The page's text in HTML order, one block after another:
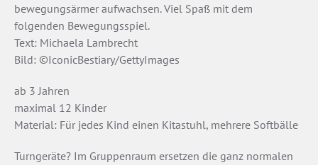
bewegungsärmer aufwachsen. Viel Spaß mit dem
folgenden Bewegungsspiel.
Text: Michaela Lambrecht
Bild: ©IconicBestiary/GettyImages
ab 3 Jahren
maximal 12 Kinder
Material: Für jedes Kind einen Kitastuhl, mehrere Softbälle
Turngeräte? Im Gruppenraum ersetzen die ganz normalen